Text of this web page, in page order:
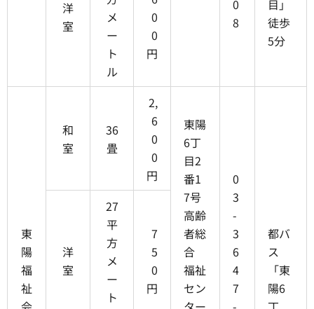
0
8
目」
徒歩
5分
洋
室
メ
ー
ト
ル
0
0
円
東
陽
福
祉
和
室
36
畳
2,
6
0
0
円
東陽
6丁
目2
番1
7号
高齢
者総
合
福祉
セン
0
3
-
3
6
4
7
都バ
ス
「東
陽6
洋
室
27
平
方
メ
ー
ト
7
5
0
円